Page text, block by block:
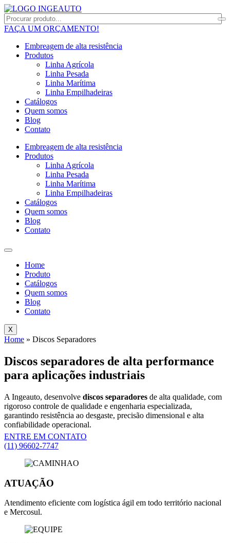
FAÇA UM ORÇAMENTO!
Embreagem de alta resistência
Produtos
Linha Agrícola
Linha Pesada
Linha Marítima
Linha Empilhadeiras
Catálogos
Quem somos
Blog
Contato
Embreagem de alta resistência
Produtos
Linha Agrícola
Linha Pesada
Linha Marítima
Linha Empilhadeiras
Catálogos
Quem somos
Blog
Contato
Home
Produto
Catálogos
Quem somos
Blog
Contato
X
Home » Discos Separadores
Discos separadores de alta performance
para aplicações industriais
A Ingeauto, desenvolve discos separadores de alta qualidade, com
rigoroso controle de qualidade e engenharia especializada,
garantindo resistência ao desgaste, precisão dimensional e alta
confiabilidade operacional.
ENTRE EM CONTATO
(11) 96602-7747
ATUAÇÃO
Atendimento eficiente com logística ágil em todo território nacional
e Mercosul.